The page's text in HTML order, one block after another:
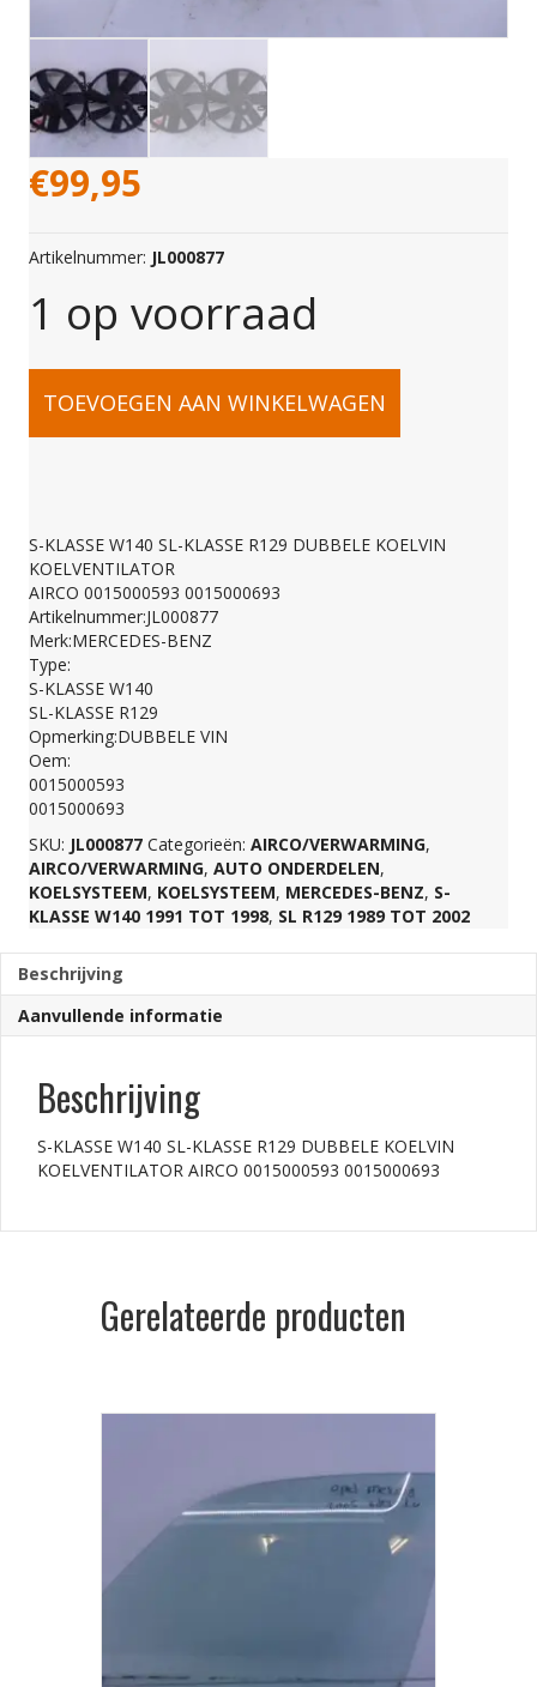
€99,95
Artikelnummer: JL000877
1 op voorraad
S-
W140
SL-
KLASSE
R129
DUBBELE
KOELVIN
KOELVENTILATOR
AIRCO
0015000593
0015000693
aantal
TOEVOEGEN AAN WINKELWAGEN
S-KLASSE W140 SL-KLASSE R129 DUBBELE KOELVIN
KOELVENTILATOR
AIRCO 0015000593 0015000693
Artikelnummer:JL000877
Merk:MERCEDES-BENZ
Type:
S-KLASSE W140
SL-KLASSE R129
Opmerking:DUBBELE VIN
Oem:
0015000593
0015000693
SKU: JL000877 Categorieën: AIRCO/VERWARMING,
AIRCO/VERWARMING, AUTO ONDERDELEN,
KOELSYSTEEM, KOELSYSTEEM, MERCEDES-BENZ, S-
KLASSE W140 1991 TOT 1998, SL R129 1989 TOT 2002
Beschrijving
Aanvullende informatie
Beschrijving
S-KLASSE W140 SL-KLASSE R129 DUBBELE KOELVIN
KOELVENTILATOR AIRCO 0015000593 0015000693
Gerelateerde producten